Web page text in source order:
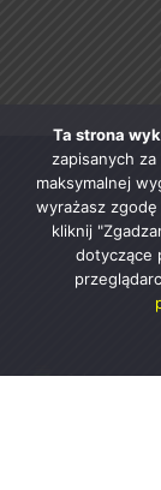
Ta strona
zapisanych
maksymalnej
wyrażasz
kliknij
dotyczące